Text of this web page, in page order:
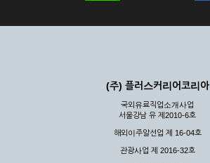
(주) 플러스커리어코리아
국외유료직업소개사업
서울강남 유 제2010-6호
해외이주알선업 제 16-04호
관광사업 제 2016-32호